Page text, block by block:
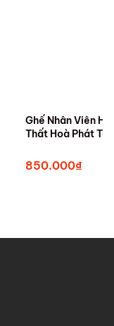
Ghế Nhân Viên
Thất Hoà Phát
850.000₫